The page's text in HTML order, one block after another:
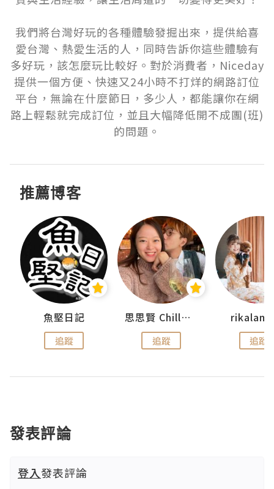
我們將台灣好玩的各種體驗發掘出來，提供給喜
愛台灣、熱愛生活的人，同時告訴你這些體驗有
多好玩，該怎麼玩比較好。對於消費者，Niceday
提供一個方便、快速又24小時不打烊的網路訂位
平台，無論在什麼節日，多少人，都能讓你在網
路上輕鬆就完成訂位，並且大幅降低開不成團(班)
的問題。
推薦博客
魚堅日記
追蹤
思思賢 ChillMyBabe
追蹤 追蹤
發表評論
登入發表評論